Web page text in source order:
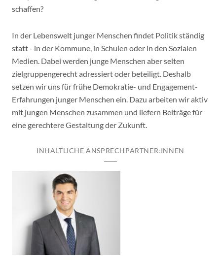
schaffen?
In der Lebenswelt junger Menschen findet Politik ständig
statt - in der Kommune, in Schulen oder in den Sozialen
Medien. Dabei werden junge Menschen aber selten
zielgruppengerecht adressiert oder beteiligt. Deshalb
setzen wir uns für frühe Demokratie- und Engagement-
Erfahrungen junger Menschen ein. Dazu arbeiten wir aktiv
mit jungen Menschen zusammen und liefern Beiträge für
eine gerechtere Gestaltung der Zukunft.
INHALTLICHE ANSPRECHPARTNER:INNEN